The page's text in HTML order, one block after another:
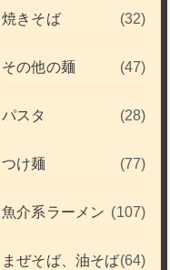
焼きそば (32)
その他の麺 (47)
パスタ (28)
つけ麺 (77)
魚介系ラーメン (107)
まぜそば、油そば(64)